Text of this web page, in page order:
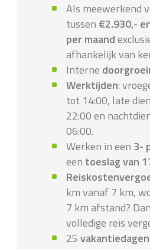
Als meewerkend
tussen €2.930,-
per maand
afhankelijk van
Interne
Werktijden:
tot 14:00, late
22:00 en
06:00.
Werken in een 3-
een toeslag van
km vanaf 7 km,
7 km afstand?
volledige reis
25 vakantiedagen